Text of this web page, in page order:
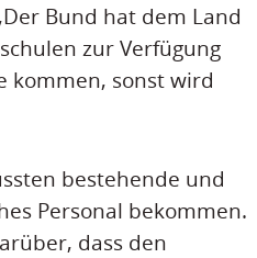
Bund hat dem Land
zur Verfügung
kommen, sonst wird
bestehende und
Personal bekommen.
dass den